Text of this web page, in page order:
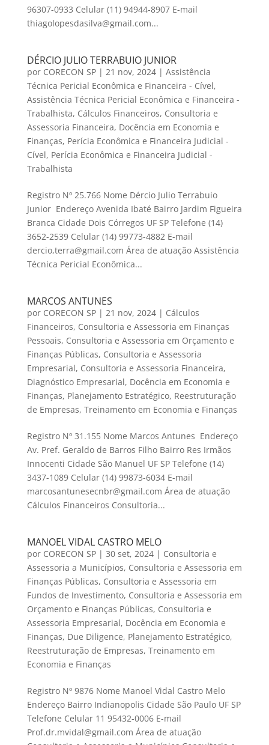
96307-0933 Celular (11) 94944-8907 E-mail
thiagolopesdasilva@gmail.com...
DÉRCIO JULIO TERRABUIO JUNIOR
por CORECON SP| 21 nov, 2024| Assistência
Técnica Pericial Econômica e Financeira - Cível,
Assistência Técnica Pericial Econômica e Financeira -
Trabalhista, Cálculos Financeiros, Consultoria e
Assessoria Financeira, Docência em Economia e
Finanças, Perícia Econômica e Financeira Judicial -
Cível, Perícia Econômica e Financeira Judicial -
Trabalhista
Registro Nº 25.766 Nome Dércio Julio Terrabuio
Junior Endereço Avenida Ibaté Bairro Jardim Figueira
Branca Cidade Dois Córregos UF SP Telefone (14)
3652-2539 Celular (14) 99773-4882 E-mail
dercio,terra@gmail.com Área de atuação Assistência
Técnica Pericial Econômica...
MARCOS ANTUNES
por CORECON SP| 21 nov, 2024| Cálculos
Financeiros, Consultoria e Assessoria em Finanças
Pessoais, Consultoria e Assessoria em Orçamento e
Finanças Públicas, Consultoria e Assessoria
Empresarial, Consultoria e Assessoria Financeira,
Diagnóstico Empresarial, Docência em Economia e
Finanças, Planejamento Estratégico, Reestruturação
de Empresas, Treinamento em Economia e Finanças
Registro Nº 31.155 Nome Marcos Antunes Endereço
Av. Pref. Geraldo de Barros Filho Bairro Res Irmãos
Innocenti Cidade São Manuel UF SP Telefone (14)
3437-1089 Celular (14) 99873-6034 E-mail
marcosantunesecnbr@gmail.com Área de atuação
Cálculos Financeiros Consultoria...
MANOEL VIDAL CASTRO MELO
por CORECON SP| 30 set, 2024| Consultoria e
Assessoria a Municípios, Consultoria e Assessoria em
Finanças Públicas, Consultoria e Assessoria em
Fundos de Investimento, Consultoria e Assessoria em
Orçamento e Finanças Públicas, Consultoria e
Assessoria Empresarial, Docência em Economia e
Finanças, Due Diligence, Planejamento Estratégico,
Reestruturação de Empresas, Treinamento em
Economia e Finanças
Registro Nº 9876 Nome Manoel Vidal Castro Melo
Endereço Bairro Indianopolis Cidade São Paulo UF SP
Telefone Celular 11 95432-0006 E-mail
Prof.dr.mvidal@gmail.com Área de atuação